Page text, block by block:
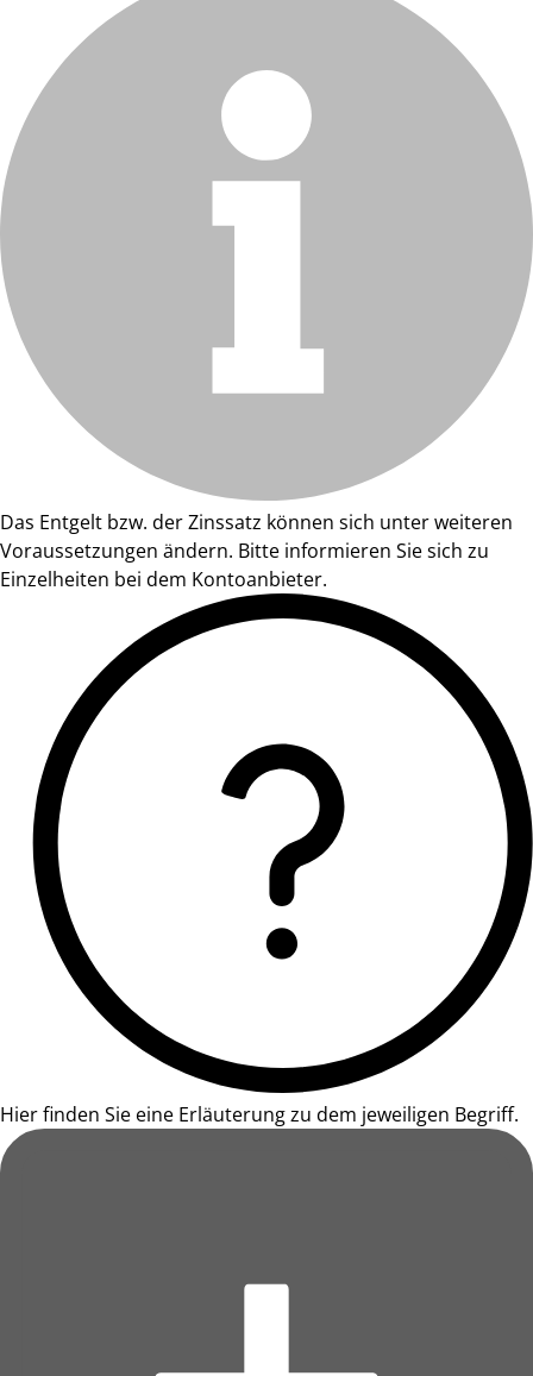
Das Entgelt bzw. der Zinssatz können sich unter weiteren
Voraussetzungen ändern. Bitte informieren Sie sich zu
Einzelheiten bei dem Kontoanbieter.
Hier finden Sie eine Erläuterung zu dem jeweiligen Begriff.